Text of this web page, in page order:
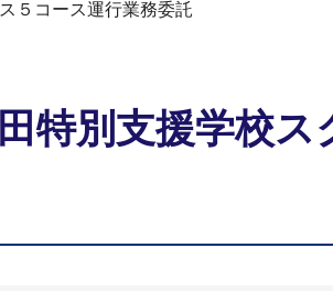
５コース運行業務委託
特別支援学校